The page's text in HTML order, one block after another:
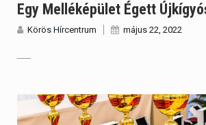
Egy Melléképület Égett
Körös Hírcentrum május 22, 2022